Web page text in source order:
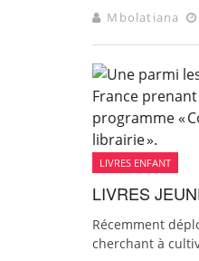
Mbolatiana
LIVRES ENFANT
LIVRES
Récemment
cherchant à